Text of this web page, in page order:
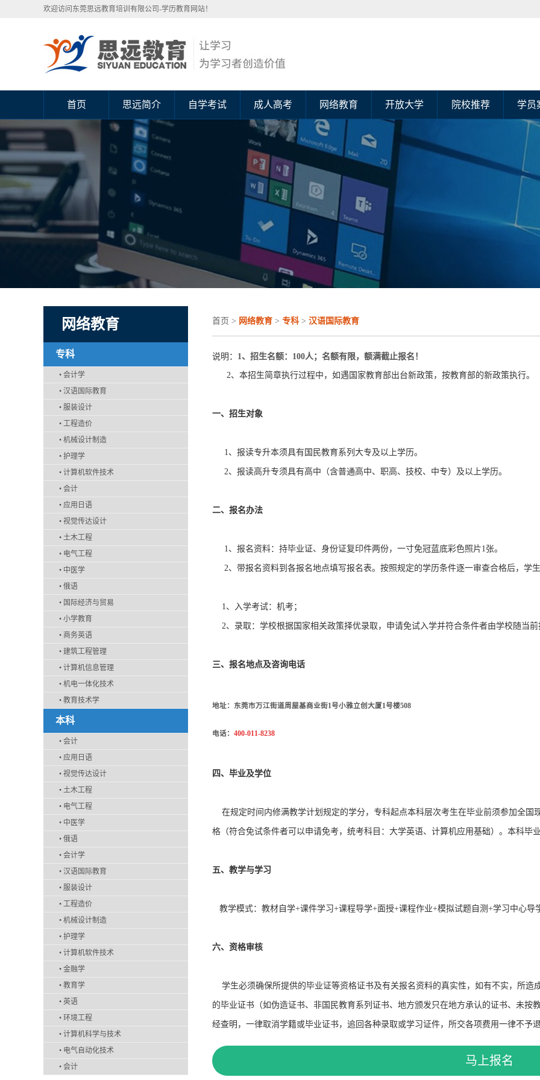
欢迎访问东莞思远教育培训有限公司-学历教育网站！
首页 思远简介 自学考试 成人高考 网络教育 开放大学 院校推荐 学员
首页 > 网络教育 > 专科 > 汉语国际教育
说明： 1、招生名额：100人；名额有限，额满截止报名！
2、本招生简章执行过程中，如遇国家教育部出台新政策，按教育部的新政策执行。
一、招生对象
1、报读专升本须具有国民教育系列大专及以上学历。
2、报读高升专须具有高中（含普通高中、职高、技校、中专）及以上学历。
二、报名办法
1、报名资料：持毕业证、身份证复印件两份，一寸免冠蓝底彩色照片1张。
2、带报名资料到各报名地点填写报名表。按照规定的学历条件逐一审查合格后，学
1、入学考试：机考；
2、录取：学校根据国家相关政策择优录取，申请免试入学并符合条件者由学校随当
三、 报名地点及咨询电话
地址：东莞市万江街道周屋基商业街1号小雅立创大厦1号楼508
电话： 400-011-8238
四、毕业及学位
在规定时间内修满教学计划规定的学分，专科起点本科层次考生在毕业前须参加全国
格（符合免试条件者可以申请免考，统考科目：大学英语、计算机应用基础）。本科毕
五、教学与学习
教学模式：教材自学+课件学习+课程导学+面授+课程作业+模拟试题自测+学习中心导
六、资格审核
学生必须确保所提供的毕业证等资格证书及有关报名资料的真实性，如有不实，所造
的毕业证书（如伪造证书、非国民教育系列证书、地方颁发只在地方承认的证书、未按
经查明，一律取消学籍或毕业证书，追回各种录取或学习证件，所交各项费用一律不予
马上报名
网络教育
专科
• 会计学
• 汉语国际教育
• 服装设计
• 工程造价
• 机械设计制造
• 护理学
• 计算机软件技术
• 会计
• 应用日语
• 视觉传达设计
• 土木工程
• 电气工程
• 中医学
• 俄语
• 国际经济与贸易
• 小学教育
• 商务英语
• 建筑工程管理
• 计算机信息管理
• 机电一体化技术
• 教育技术学
本科
• 会计
• 应用日语
• 视觉传达设计
• 土木工程
• 电气工程
• 中医学
• 俄语
• 会计学
• 汉语国际教育
• 服装设计
• 工程造价
• 机械设计制造
• 护理学
• 计算机软件技术
• 金融学
• 教育学
• 英语
• 环境工程
• 计算机科学与技术
• 电气自动化技术
• 会计